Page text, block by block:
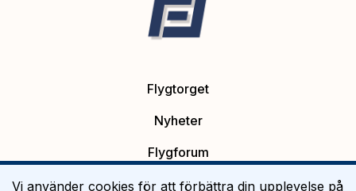
Flygtorget
Nyheter
Flygforum
Platsannonser
Vi använder cookies för att förbättra din upplevelse på